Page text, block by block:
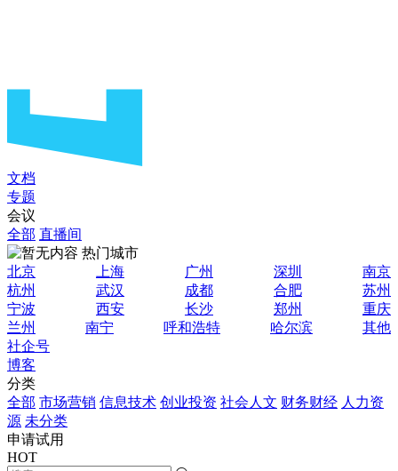
文档
专题
会议
全部 直播间
热门城市
北京
上海 广州 深圳
南京
杭州
武汉 成都 合肥
苏州
宁波
西安 长沙 郑州
重庆
兰州
南宁 呼和浩特 哈尔滨
其他
社企号
博客
分类
全部 市场营销 信息技术 创业投资 社会人文 财务财经 人力资
源 未分类
申请试用
HOT